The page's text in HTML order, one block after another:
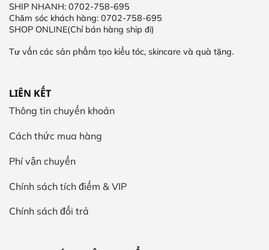
SHIP NHANH: 0702-758-695
Chăm sóc khách hàng: 0702-758-695
SHOP ONLINE(Chỉ bán hàng ship đi)
Tư vấn các sản phẩm tạo kiểu tóc, skincare và quà tặng.
LIÊN KẾT
Thông tin chuyển khoản
Cách thức mua hàng
Phí vận chuyển
Chính sách tích điểm & VIP
Chính sách đổi trả